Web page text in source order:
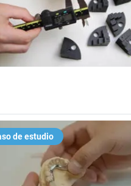
de estudio